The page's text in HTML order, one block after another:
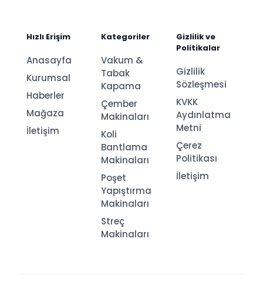
Hızlı Erişim
Anasayfa
Kurumsal
Haberler
Mağaza
İletişim
Kategoriler
Vakum &
Tabak
Kapama
Çember
Makinaları
Koli
Bantlama
Makinaları
Poşet
Yapıştırma
Makinaları
Streç
Makinaları
Gizlilik ve
Politikalar
Gizlilik
Sözleşmesi
KVKK
Aydınlatma
Metni
Çerez
Politikası
İletişim